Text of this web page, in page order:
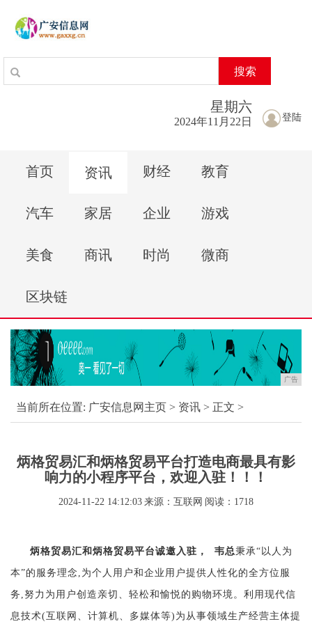
搜索
登陆
星期六
2024年11月22日
首页 资讯 财经 教育
汽车 家居 企业 游戏
美食 商讯 时尚 微商
区块链
广告
当前所在位置: 广安信息网主页 > 资讯 > 正文 >
炳格贸易汇和炳格贸易平台打造电商最具有影
响力的小程序平台，欢迎入驻！！！
2024-11-22 14:12:03 来源：互联网 阅读：1718
炳格贸易汇和炳格贸易平台诚邀入驻， 韦总秉承“以人为
本”的服务理念,为个人用户和企业用户提供人性化的全方位服
务,努力为用户创造亲切、轻松和愉悦的购物环境。利用现代信
息技术(互联网、计算机、多媒体等)为从事领域生产经营主体提